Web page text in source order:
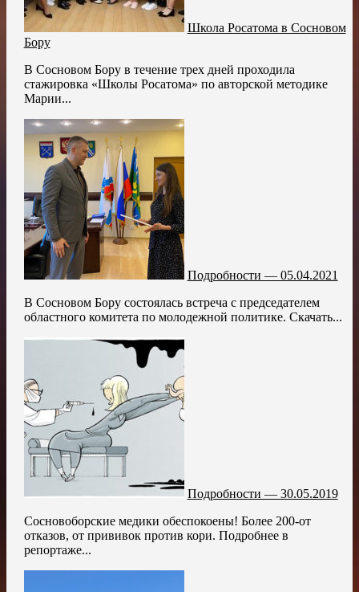
Школа Росатома в Сосновом
Бору
В Сосновом Бору в течение трех дней проходила
стажировка «Школы Росатома» по авторской методике
Марии...
Подробности — 05.04.2021
В Сосновом Бору состоялась встреча с председателем
областного комитета по молодежной политике. Скачать...
Подробности — 30.05.2019
Сосновоборские медики обеспокоены! Более 200-от
отказов, от прививок против кори. Подробнее в
репортаже...